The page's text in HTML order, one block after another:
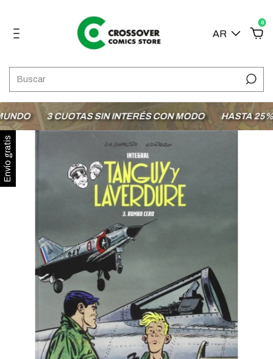
AR
0
3 CUOTAS SIN INTERÉS CON MODO HASTA 25%
Envío gratis